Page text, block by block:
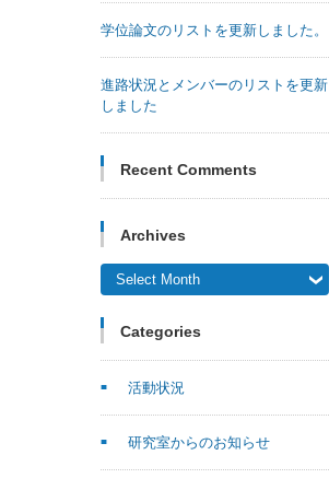
学位論文のリストを更新しました。
進路状況とメンバーのリストを更新
しました
Recent Comments
Archives
Archives
Categories
活動状況
研究室からのお知らせ